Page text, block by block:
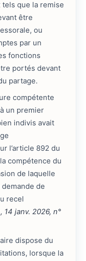
que la remise
être
ou
par un
fonctions
portés devant
partage.
compétente
un premier
indivis avait
l’article 892 du
compétence du
de laquelle
de
recel
14 janv. 2026, n°
dispose du
lorsque la